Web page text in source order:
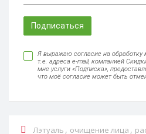
Подписаться
Я выражаю согласие на обработку
т.е. адреса e-mail, компанией
мне услуги «Подписка»,
что моё согласие может быть
Лэтуаль , очищение лица ,